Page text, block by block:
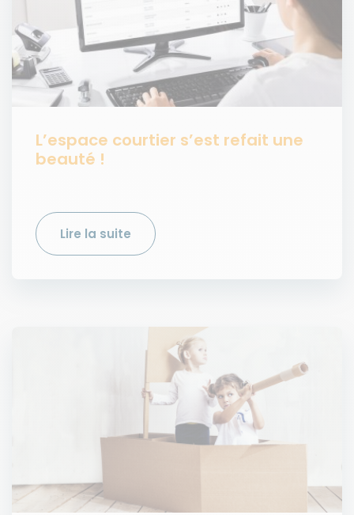
L’espace courtier s’est refait une
beauté !
Lire la suite